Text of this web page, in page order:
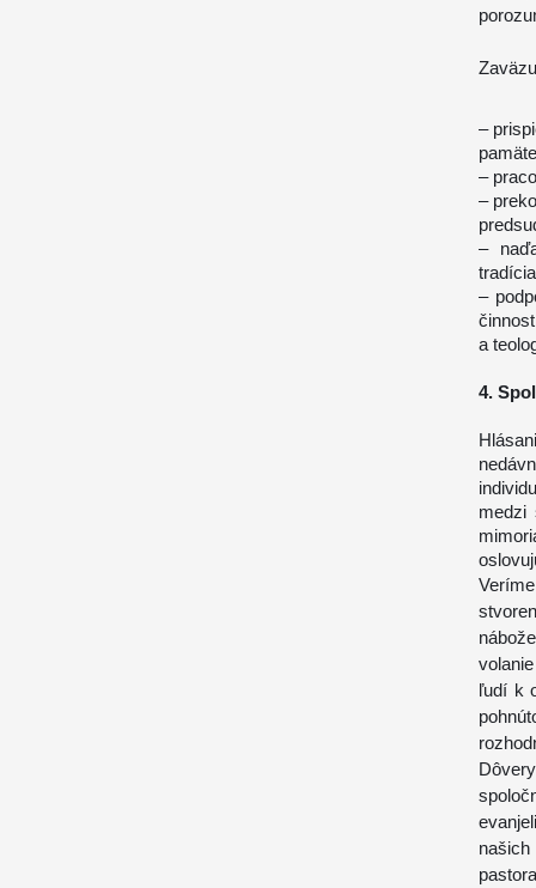
–
–
–
–
–
a
4.
medzi
ľudí k